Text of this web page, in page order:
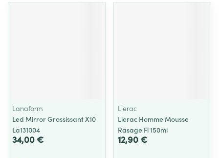
Lanaform
Led Mirror Grossissant X10
La131004
34,00 €
Lierac
Lierac Homme Mousse
Rasage Fl 150ml
12,90 €